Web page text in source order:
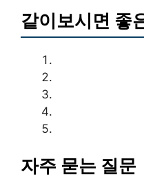
같이보시면 좋
자주 묻는 질문